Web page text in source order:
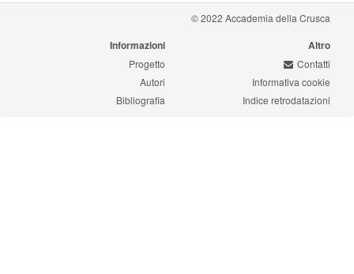
© 2022 Accademia della Crusca
Informazioni
Progetto
Autori
Bibliografia
Altro
Contatti
Informativa cookie
Indice retrodatazioni